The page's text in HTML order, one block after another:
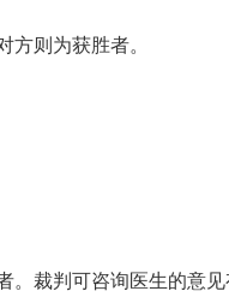
则为获胜者。
。裁判可咨询医生的意见